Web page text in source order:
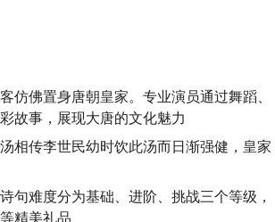
佛置身唐朝皇家。专业演员通过舞蹈、
故事，展现大唐的文化魅力
相传李世民幼时饮此汤而日渐强健，皇家
句难度分为基础、进阶、挑战三个等级，
精美礼品